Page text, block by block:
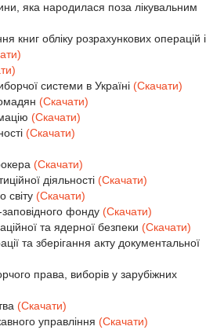
яка народилася поза лікувальним
книг обліку розрахункових операцій i
системи в Україні (Скачати)
(Скачати)
(Скачати)
(Скачати)
(Скачати)
діяльності (Скачати)
світу (Скачати)
фонду (Скачати)
та ядерної безпеки (Скачати)
та зберігання акту документальної
права, виборів у зарубіжних
(Скачати)
управління (Скачати)